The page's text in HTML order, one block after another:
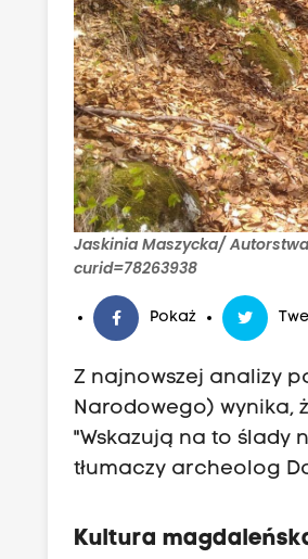
Jaskinia Maszycka/
curid=78263938
Pokaż
Z najnowszej analizy
Narodowego) wynika,
"Wskazują na to ślady
tłumaczy archeolog
Kultura